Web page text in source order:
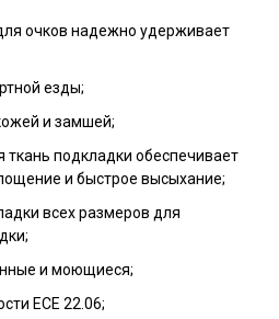
очков надежно удерживает
езды;
и замшей;
ткань подкладки обеспечивает
и быстрое высыхание;
всех размеров для
и моющиеся;
ECE 22.06;